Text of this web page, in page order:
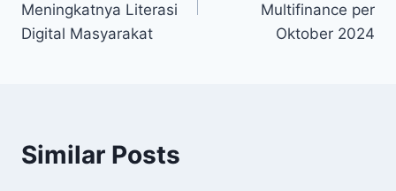
Meningkatnya Literasi
Digital Masyarakat
Multifinance per
Oktober 2024
Similar Posts